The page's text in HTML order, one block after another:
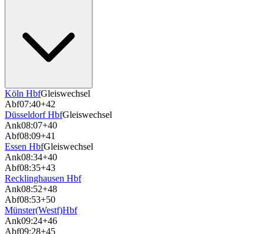
Köln HbfGleiswechsel
Abf07:40+42
Düsseldorf HbfGleiswechsel
Ank08:07+40
Abf08:09+41
Essen HbfGleiswechsel
Ank08:34+40
Abf08:35+43
Recklinghausen Hbf
Ank08:52+48
Abf08:53+50
Münster(Westf)Hbf
Ank09:24+46
Abf09:28+45